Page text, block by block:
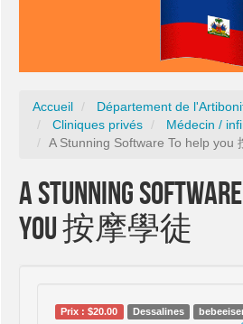
Accueil Département de
Cliniques privés
Médecin /
A Stunning Software To help you
A Stunning
you 按摩學徒
Prix : $20.00 Dessalines